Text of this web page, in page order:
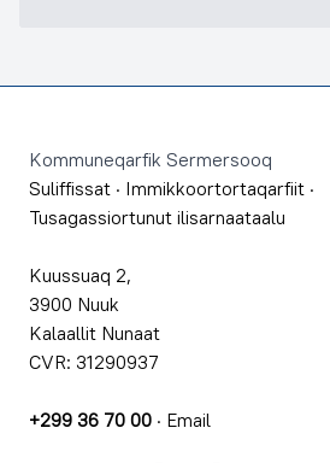
Kommuneqarfik Sermersooq
Suliffissat · Immikkoortortaqarfiit ·
Tusagassiortunut ilisarnaataalu
Kuussuaq 2,
3900 Nuuk
Kalaallit Nunaat
CVR: 31290937
+299 36 70 00 · Email